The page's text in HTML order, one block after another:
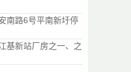
南路6号平南新圩停
基新站厂房之一、之